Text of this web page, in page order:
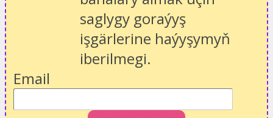
saglygy goraýyş
işgärlerine haýyşymyň
iberilmegi.
Email